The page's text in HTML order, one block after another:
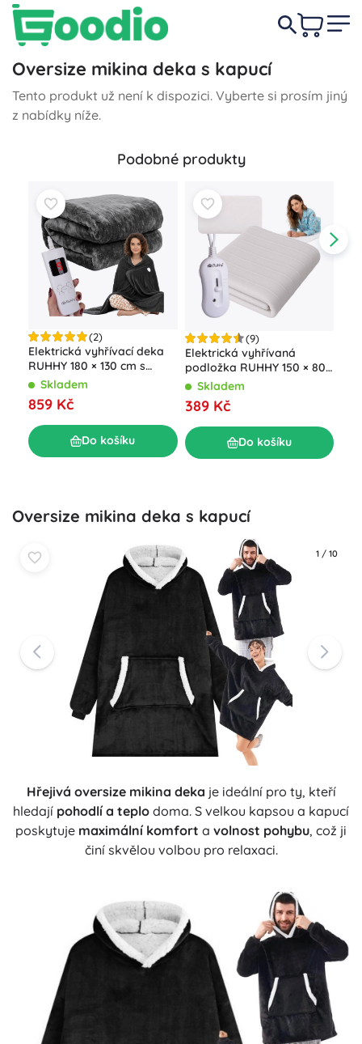
Oversize mikina deka s kapucí
Tento produkt už není k dispozici. Vyberte si prosím jiný
z nabídky níže.
Podobné produkty
(2)
Elektrická vyhřívací deka
RUHHY 180 × 130 cm s
dálkovým ovládáním
Skladem
859 Kč
Do košíku
(9)
Elektrická vyhřívaná
podložka RUHHY 150 × 80
cm, bílá
Skladem
389 Kč
Do košíku
Oversize mikina deka s kapucí
1 / 10
Hřejivá oversize mikina deka je ideální pro ty, kteří
hledají pohodlí a teplo doma. S velkou kapsou a kapucí
poskytuje maximální komfort a volnost pohybu, což ji
činí skvělou volbou pro relaxaci.